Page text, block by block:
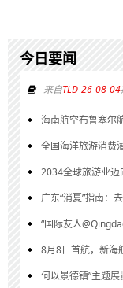
今日要闻
来自TLD-26-08-04
海南航空布鲁塞尔
全国海洋旅游消费
2034全球旅游业
广东“消夏”指南：
“国际友人
8月8日首航，新海
何以景德镇”主题